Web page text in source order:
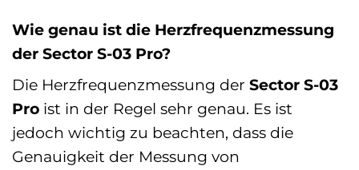
Wie genau ist die Herzfrequenzmessung
der Sector S-03 Pro?
Die Herzfrequenzmessung der Sector S-03
Pro ist in der Regel sehr genau. Es ist
jedoch wichtig zu beachten, dass die
Genauigkeit der Messung von